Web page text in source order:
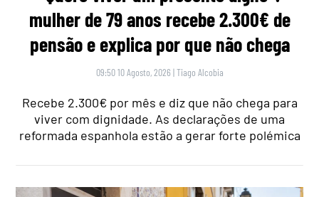
mulher de 79 anos recebe 2.300€ de
pensão e explica por que não chega
09:50 10 Agosto, 2026 |Tiago Alcobia
Recebe 2.300€ por mês e diz que não chega para
viver com dignidade. As declarações de uma
reformada espanhola estão a gerar forte polémica